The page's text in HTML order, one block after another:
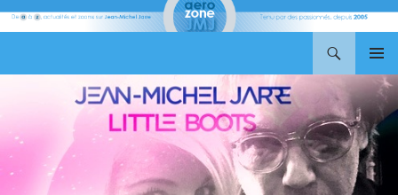
MENU